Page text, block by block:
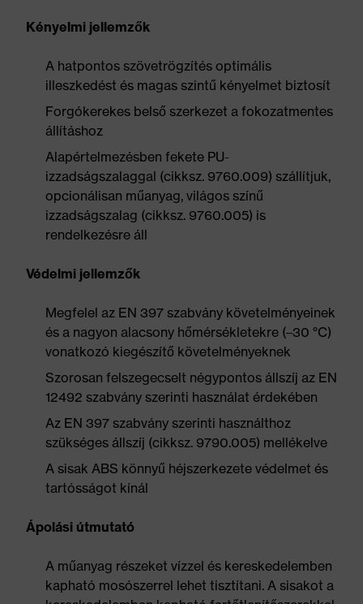
Kényelmi jellemzők
A hatpontos szövetrögzítés optimális
illeszkedést és magas szintű kényelmet biztosít
Forgókerekes belső szerkezet a fokozatmentes
állításhoz
Alapértelmezésben fekete PU-
izzadságszalaggal (cikksz. 9760.009) szállítjuk,
opcionálisan műanyag, világos színű
izzadságszalag (cikksz. 9760.005) is
rendelkezésre áll
Védelmi jellemzők
Megfelel az EN 397 szabvány követelményeinek
és a nagyon alacsony hőmérsékletekre (–30 °C)
vonatkozó kiegészítő követelményeknek
Szorosan felszegecselt négypontos állszíj az EN
12492 szabvány szerinti használat érdekében
Az EN 397 szabvány szerinti használthoz
szükséges állszíj (cikksz. 9790.005) mellékelve
A sisak ABS könnyű héjszerkezete védelmet és
tartósságot kínál
Ápolási útmutató
A műanyag részeket vízzel és kereskedelemben
kapható mosószerrel lehet tisztítani. A sisakot a